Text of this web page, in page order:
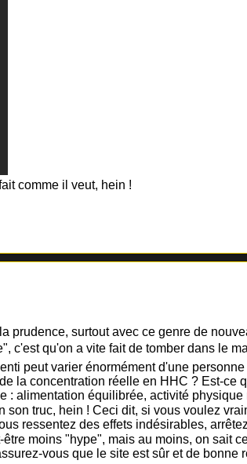
comme il veut, hein !
prudence, surtout avec ce genre de
c'est qu'on a vite fait de tomber dans le
peut varier énormément d'une
la concentration réelle en HHC ? Est-
alimentation équilibrée, activité
truc, hein ! Ceci dit, si vous voulez
ressentez des effets indésirables,
moins "hype", mais au moins, on sait
vous que le site est sûr et de bonne